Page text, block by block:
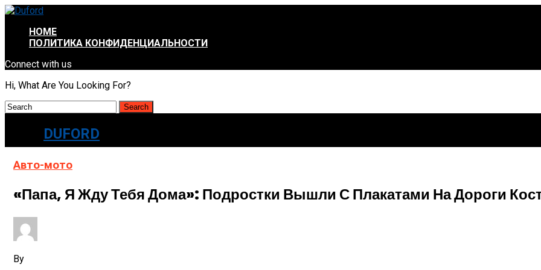
HOME
ПОЛИТИКА КОНФИДЕНЦИАЛЬНОСТИ
Connect with us
Hi, What Are You Looking For?
DUFORD
Авто-мото
«Папа, Я Жду Тебя Дома»: Подростки Вышли С Плакатами На Дороги
By